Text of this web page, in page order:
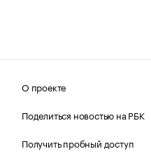
О проекте
Поделиться новостью на РБК
Получить пробный доступ